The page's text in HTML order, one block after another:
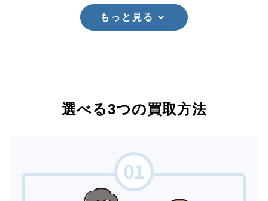
もっと見る
選べる3つの買取方法